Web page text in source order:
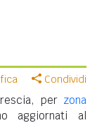
Condividi
per zona
aggiornati al